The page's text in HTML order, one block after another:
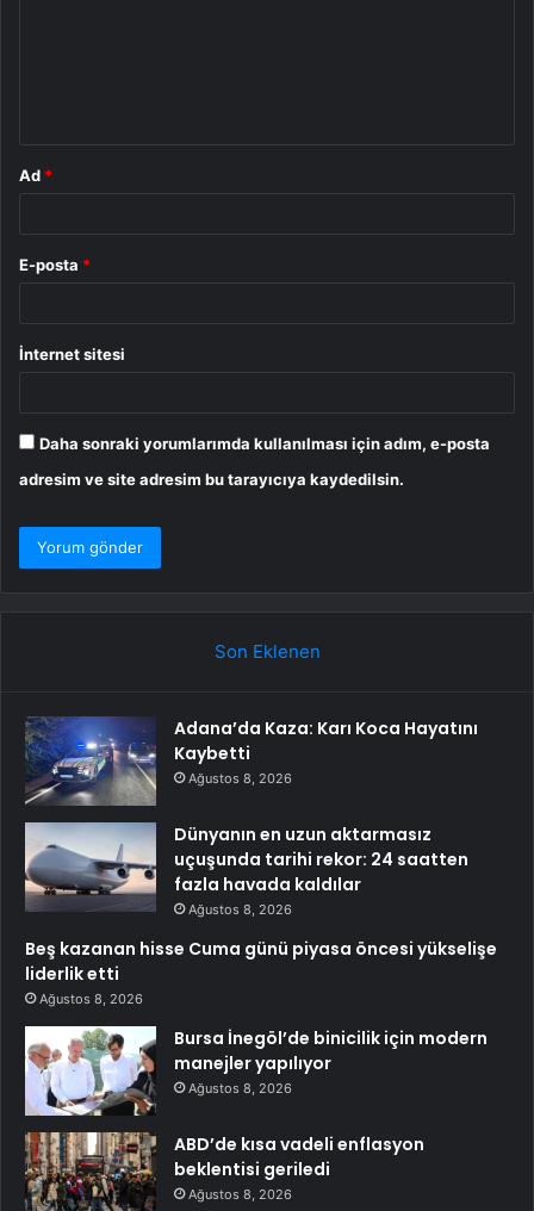
Ad *
E-posta *
İnternet sitesi
Daha sonraki yorumlarımda kullanılması için adım, e-posta
adresim ve site adresim bu tarayıcıya kaydedilsin.
Son Eklenen
Adana’da Kaza: Karı Koca Hayatını
Kaybetti
Ağustos 8, 2026
Dünyanın en uzun aktarmasız
uçuşunda tarihi rekor: 24 saatten
fazla havada kaldılar
Ağustos 8, 2026
Beş kazanan hisse Cuma günü piyasa öncesi yükselişe
liderlik etti
Ağustos 8, 2026
Bursa İnegöl’de binicilik için modern
manejler yapılıyor
Ağustos 8, 2026
ABD’de kısa vadeli enflasyon
beklentisi geriledi
Ağustos 8, 2026